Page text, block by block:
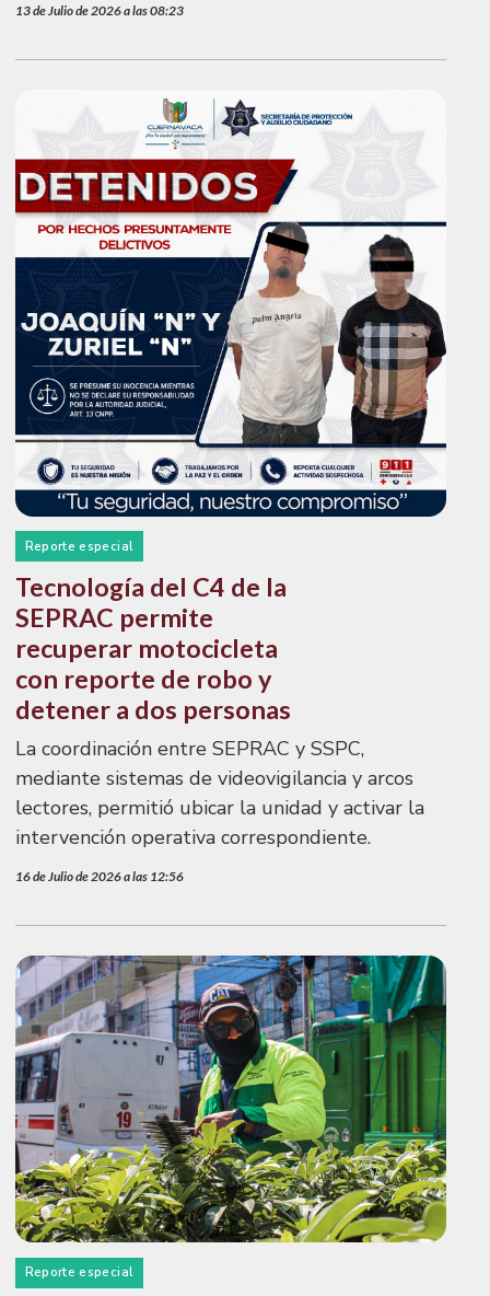
13 de Julio de 2026 a las 08:23
Reporte especial
Tecnología del C4 de la
SEPRAC permite
recuperar motocicleta
con reporte de robo y
detener a dos personas
La coordinación entre SEPRAC y SSPC,
mediante sistemas de videovigilancia y arcos
lectores, permitió ubicar la unidad y activar la
intervención operativa correspondiente.
16 de Julio de 2026 a las 12:56
Reporte especial